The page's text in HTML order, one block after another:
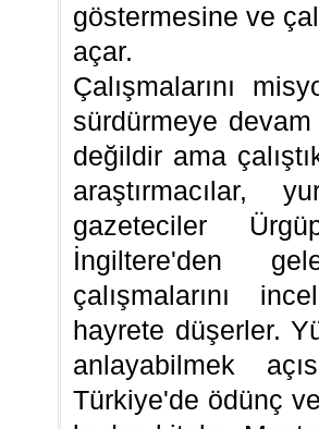
göstermesine ve
açar.
Çalışmalarını
sürdürmeye
değildir ama
araştırmacılar,
gazeteciler
İngiltere'den
çalışmalarını
hayrete düşerler.
anlayabilmek
Türkiye'de ödünç